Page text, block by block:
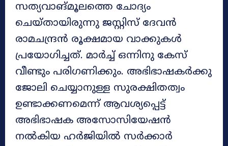
സത്യവാങ്മൂലത്തെ ചോദ്യം
ചെയ്തായിരുന്നു ജസ്റ്റിസ് ദേവൻ
രാമചന്ദ്രൻ രൂക്ഷമായ വാക്കുകൾ
പ്രയോഗിച്ചത്. മാർച്ച് ഒന്നിനു കേസ്
വീണ്ടും പരിഗണിക്കും. അഭിഭാഷകർക്കു
ജോലി ചെയ്യാനുള്ള സുരക്ഷിതത്വം
ഉണ്ടാക്കണമെന്ന് ആവശ്യപ്പെട്ട്
അഭിഭാഷക അസോസിയേഷൻ
നൽകിയ ഹർജിയിൽ സർക്കാർ